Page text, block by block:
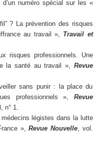
numéro spécial sur les «
? La prévention des risques
au travail », Travail et
risques professionnels. Une
la santé au travail », Revue
sans punir : la place du
professionnels », Revue
n° 1.
légistes dans la lutte
»,Revue Nouvelle, vol.